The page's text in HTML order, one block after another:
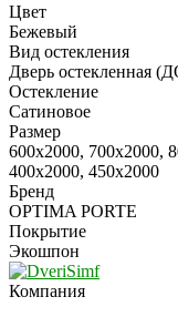
Цвет
Бежевый
Вид остекления
Дверь остекленная
Остекление
Сатиновое
Размер
600х2000, 700х2000,
400х2000, 450х2000
Бренд
OPTIMA PORTE
Покрытие
Экошпон
Компания